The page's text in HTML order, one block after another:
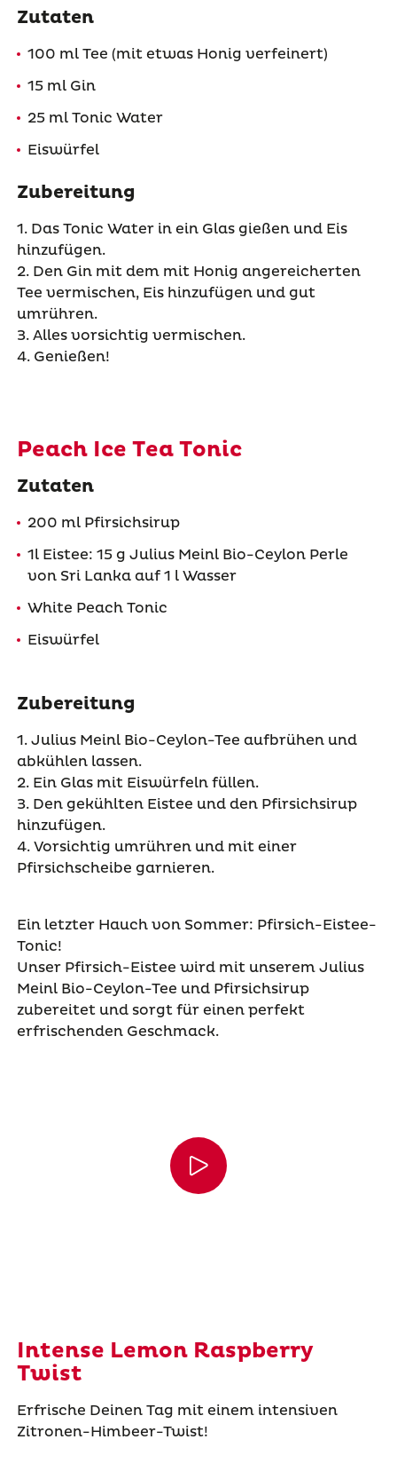
Zutaten
100 ml Tee (mit etwas Honig verfeinert)
15 ml Gin
25 ml Tonic Water
Eiswürfel
Zubereitung
1. Das Tonic Water in ein Glas gießen und Eis
hinzufügen.⁠
2. Den Gin mit dem mit Honig angereicherten
Tee vermischen, Eis hinzufügen und gut
umrühren.
3. Alles vorsichtig vermischen.
4. Genießen!
Peach Ice Tea Tonic
Zutaten
200 ml Pfirsichsirup
1l Eistee: 15 g Julius Meinl Bio-Ceylon Perle
von Sri Lanka auf 1 l Wasser
White Peach Tonic
Eiswürfel
Zubereitung
1. Julius Meinl Bio-Ceylon-Tee aufbrühen und
abkühlen lassen.
2. Ein Glas mit Eiswürfeln füllen.
3. Den gekühlten Eistee und den Pfirsichsirup
hinzufügen.
4. Vorsichtig umrühren und mit einer
Pfirsichscheibe garnieren.
Ein letzter Hauch von Sommer: Pfirsich-Eistee-
Tonic!
Unser Pfirsich-Eistee wird mit unserem Julius
Meinl Bio-Ceylon-Tee und Pfirsichsirup
zubereitet und sorgt für einen perfekt
erfrischenden Geschmack.
Intense Lemon Raspberry
Twist
Erfrische Deinen Tag mit einem intensiven
Zitronen-Himbeer-Twist!